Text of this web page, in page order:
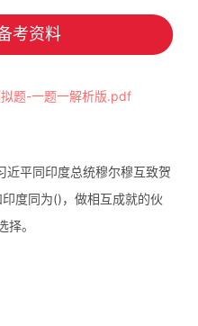
考资料
题-一题一解析版.pdf
近平同印度总统穆尔穆互致贺
度同为()，做相互成就的伙
。